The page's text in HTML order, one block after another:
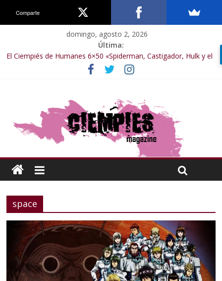
domingo, agosto 2, 2026
Última:
El Ciempiés de Humanes 6×50 «Spiderman, Castigador, Hulk y el
final de la sexta temporada»
El Ciempiés de Humanes 6×49 «Kiritaaaaa»
El Ciempiés de Humanes 6×47 «De nada por nada»
El Ciempiés de Humanes 6×46 «Ciudadano Minion»
space
Comparte